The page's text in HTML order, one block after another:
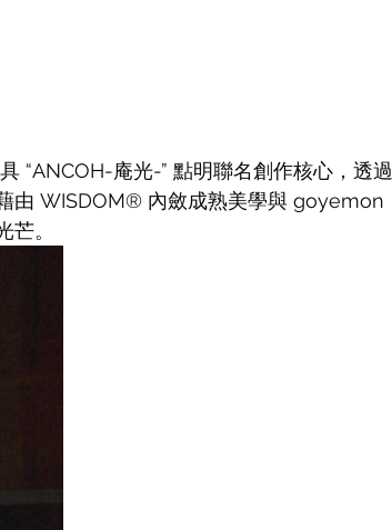
“ANCOH-庵光-” 點明聯名創作核心，透過
由 WISDOM® 內斂成熟美學與 goyemon
。